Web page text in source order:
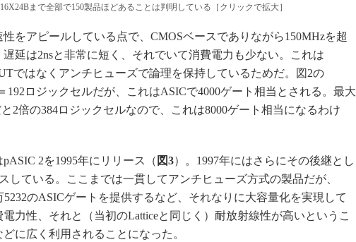
まで全部で150製品ほどあることは判明している［クリックで拡大］
をアピールしている点で、CMOSベースでありながら150MHzを超
遅延は2nsと非常に短く、それでいて消費電力も少ない。これは
ではなくアンチヒューズで論理を保持しているためだ。図2の
192ロジックセルだが、これはASICで4000ゲート相当とされる。最大
2倍の384ロジックセルなので、これは8000ゲート相当になるわけ
2を1995年にリリース（ 図3）。1997年にはさらにその後継とし
している。ここまでは一貫してアンチヒューズ方式の製品だが、
5232のASICゲートを提供するなど、それなりに大容量化を実現して
力性、それと（当初のLatticeと同じく）耐放射線性が高いというこ
に広く利用されることになった。